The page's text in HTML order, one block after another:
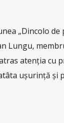
„Dincolo
Lungu,
atenția cu
ușurință și